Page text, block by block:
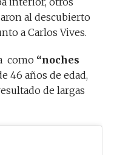
al descubierto
a Carlos Vives.
como “noches
46 años de edad,
de largas